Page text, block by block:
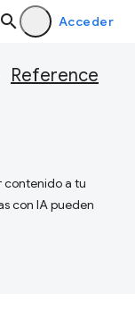
Acceder
Reference
contenido a tu
con IA pueden